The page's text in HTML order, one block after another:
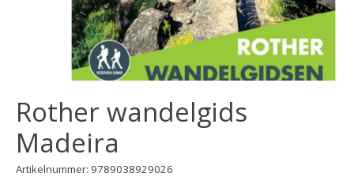
Rother wandelgids
Madeira
Artikelnummer: 9789038929026